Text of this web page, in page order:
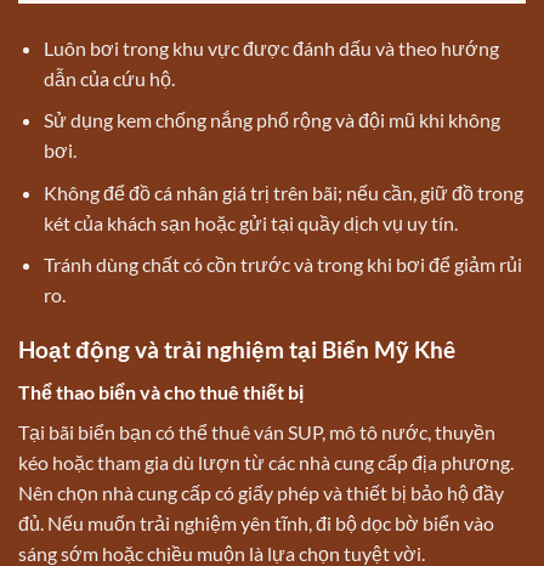
Luôn bơi trong khu vực được đánh dấu và theo hướng
dẫn của cứu hộ.
Sử dụng kem chống nắng phổ rộng và đội mũ khi không
bơi.
Không để đồ cá nhân giá trị trên bãi; nếu cần, giữ đồ trong
két của khách sạn hoặc gửi tại quầy dịch vụ uy tín.
Tránh dùng chất có cồn trước và trong khi bơi để giảm rủi
ro.
Hoạt động và trải nghiệm tại Biển Mỹ Khê
Thể thao biển và cho thuê thiết bị
Tại bãi biển bạn có thể thuê ván SUP, mô tô nước, thuyền
kéo hoặc tham gia dù lượn từ các nhà cung cấp địa phương.
Nên chọn nhà cung cấp có giấy phép và thiết bị bảo hộ đầy
đủ. Nếu muốn trải nghiệm yên tĩnh, đi bộ dọc bờ biển vào
sáng sớm hoặc chiều muộn là lựa chọn tuyệt vời.